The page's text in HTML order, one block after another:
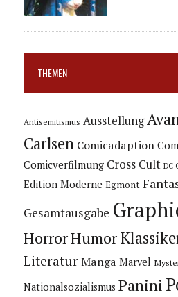
THEMEN
Antisemitismus Ausstellung
Carlsen Comicadaption
Comicverfilmung Cross Cult DC
Edition Moderne Egmont
Gesamtausgabe
HorrorHumor
Literatur Manga Marvel
Nationalsozialismus Panini